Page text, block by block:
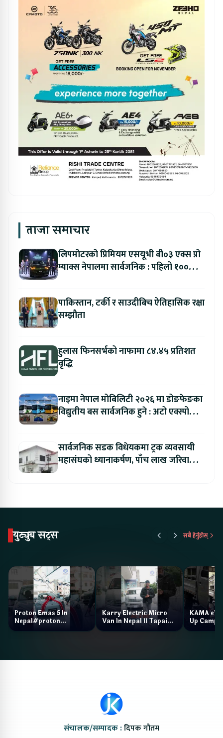
ताजा समाचार
लिपमोटरको प्रिमियम एसयूभी बी०३ एक्स प्रो
म्याक्स नेपालमा सार्वजनिक : पहिलो १००
पाकिस्तान, टर्की र साउदीबिच ऐतिहासिक रक्षा
सम्झौता
हुलास फिनसर्भको नाफामा ८४.४५ प्रतिशत
वृद्धि
नाइमा नेपाल मोबिलिटी २०२६ मा डोङफेङका
विद्युतीय बस सार्वजनिक हुने : अटो एक्स्पोमा
सार्वजनिक सडक विधेयकमा ट्रक व्यवसायी
महासंघको ध्यानाकर्षण, पाँच लाख जरिवाना
युट्युब सट्स सबै हेर्नुहोस्
Proton Emas 5 In
Nepal#proton
#protonemas5#protonnepal#evcarnepal
Karry Electric Micro
Van In Nepal II Tapaiko
Bazar II Jankari
KAMA eV
Up Camp
संचालक/सम्पादक :दिपक गौतम